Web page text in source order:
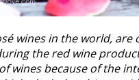
wines in the world, are
the red wine
wines because of the